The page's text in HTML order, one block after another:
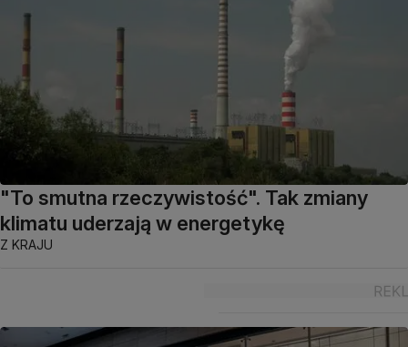
"To smutna rzeczywistość". Tak zmiany
klimatu uderzają w energetykę
Z KRAJU